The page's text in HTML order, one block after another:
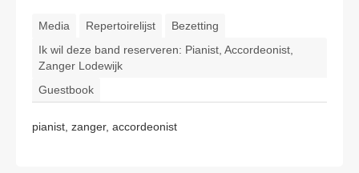
Media Repertoirelijst
Bezetting
Ik wil deze band reserveren: Pianist, Accordeonist,
Zanger Lodewijk
Guestbook
pianist, zanger, accordeonist